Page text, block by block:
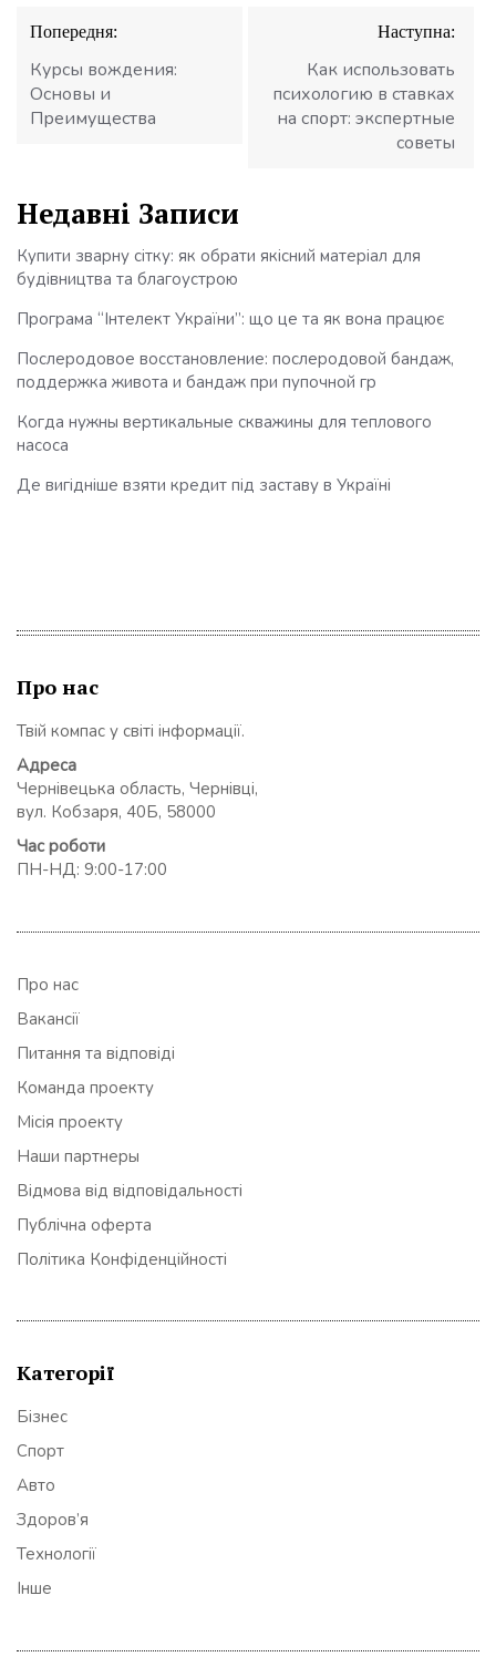
Навігація
записів
Попередня:
Курсы вождения:
Основы и
Преимущества
Наступна:
Как использовать
психологию в ставках
на спорт: экспертные
советы
Недавні Записи
Купити зварну сітку: як обрати якісний матеріал для
будівництва та благоустрою
Програма “Інтелект України”: що це та як вона працює
Послеродовое восстановление: послеродовой бандаж,
поддержка живота и бандаж при пупочной гр
Когда нужны вертикальные скважины для теплового
насоса
Де вигідніше взяти кредит під заставу в Україні
Про нас
Твій компас у світі інформації.
Адреса
Чернівецька область, Чернівці,
вул. Кобзаря, 40Б, 58000
Час роботи
ПН-НД: 9:00-17:00
Про нас
Вакансії
Питання та відповіді
Команда проекту
Місія проекту
Наши партнеры
Відмова від відповідальності
Публічна оферта
Політика Конфіденційності
Категорії
Бізнес
Спорт
Авто
Здоров’я
Технології
Інше